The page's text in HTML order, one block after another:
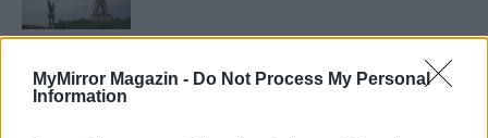
MyMirror Magazin - Do Not Process My Personal
Information
Minka 12. rész